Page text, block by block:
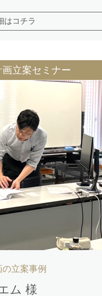
はコチラ
立案セミナー
立案事例
ム 様